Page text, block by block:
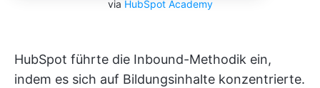
via HubSpot Academy
HubSpot führte die Inbound-Methodik ein,
indem es sich auf Bildungsinhalte konzentrierte.